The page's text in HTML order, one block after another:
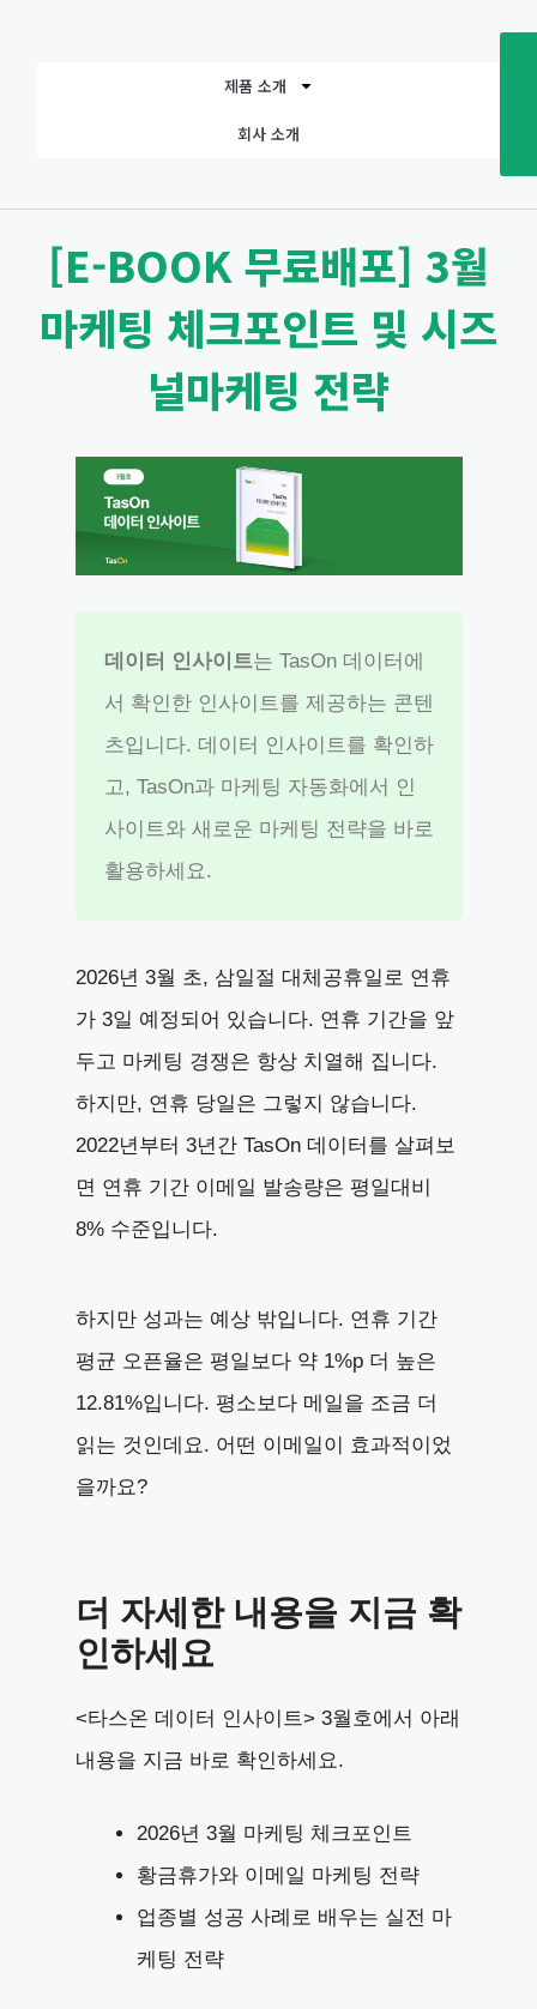
제품 소개
회사 소개
[E-BOOK 무료배포] 3월
마케팅 체크포인트 및 시즈
널마케팅 전략
데이터 인사이트는 TasOn 데이터에
서 확인한 인사이트를 제공하는 콘텐
츠입니다. 데이터 인사이트를 확인하
고, TasOn과 마케팅 자동화에서 인
사이트와 새로운 마케팅 전략을 바로
활용하세요.
2026년 3월 초, 삼일절 대체공휴일로 연휴
가 3일 예정되어 있습니다. 연휴 기간을 앞
두고 마케팅 경쟁은 항상 치열해 집니다.
하지만, 연휴 당일은 그렇지 않습니다.
2022년부터 3년간 TasOn 데이터를 살펴보
면 연휴 기간 이메일 발송량은 평일대비
8% 수준입니다.
하지만 성과는 예상 밖입니다. 연휴 기간
평균 오픈율은 평일보다 약 1%p 더 높은
12.81%입니다. 평소보다 메일을 조금 더
읽는 것인데요. 어떤 이메일이 효과적이었
을까요?
더 자세한 내용을 지금 확
인하세요
<타스온 데이터 인사이트> 3월호에서 아래
내용을 지금 바로 확인하세요.
2026년 3월 마케팅 체크포인트
황금휴가와 이메일 마케팅 전략
업종별 성공 사례로 배우는 실전 마
케팅 전략